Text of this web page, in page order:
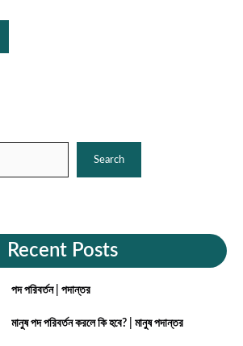
Search
Recent Posts
পদ পরিবর্তন | পদান্তর
মানুষ পদ পরিবর্তন করলে কি হবে? | মানুষ পদান্তর